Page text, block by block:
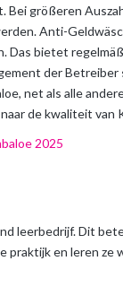
Bei größeren
Anti-
Das bietet
der
net als alle
de kwaliteit van
2025
leerbedrijf. Dit
praktijk en leren